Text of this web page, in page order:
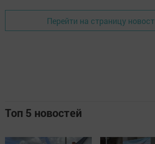
Перейти на страницу
Топ 5 новостей